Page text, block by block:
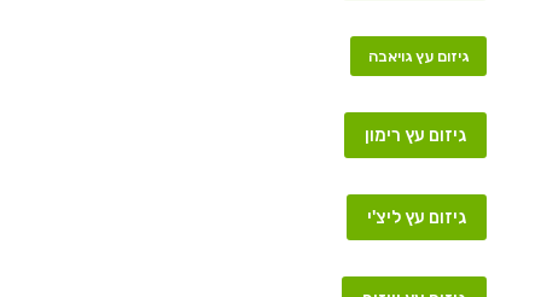
גיזום עץ גויאבה
גיזום עץ רימון
גיזום עץ ליצ'י